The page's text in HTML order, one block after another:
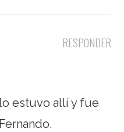
RESPONDER
estuvo allí y fue